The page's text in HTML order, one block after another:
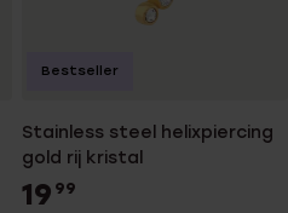
Stainless steel helixpiercing
gold rij kristal
19 99
Bestseller